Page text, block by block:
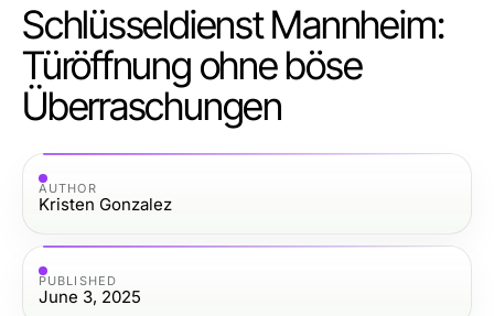
Schlüsseldienst Mannheim:
Türöffnung ohne böse
Überraschungen
AUTHOR
Kristen Gonzalez
PUBLISHED
June 3, 2025